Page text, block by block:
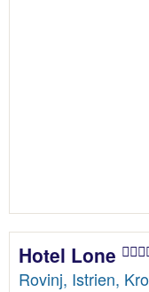
Hotel Lone
Rovinj, Istrien,